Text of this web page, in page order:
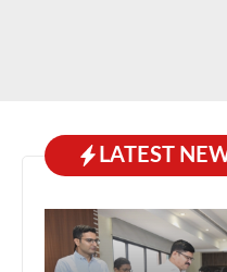
LATEST